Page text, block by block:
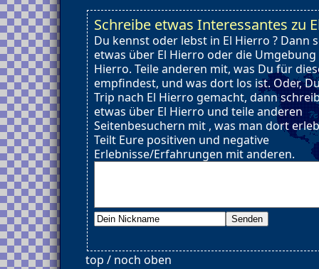
Schreibe etwas Interessantes zu
Du kennst oder lebst in El Hierro ? Dann
etwas über El Hierro oder die Umgebung
Hierro. Teile anderen mit, was Du für
empfindest, und was dort los ist. Oder,
Trip nach El Hierro gemacht, dann
etwas über El Hierro und teile anderen
Seitenbesuchern mit , was man dort
Teilt Eure positiven und negative
Erlebnisse/Erfahrungen mit anderen.
top / noch oben